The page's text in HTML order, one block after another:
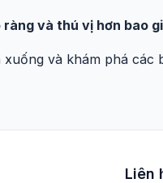
và thú vị hơn bao
và khám phá các
Liên